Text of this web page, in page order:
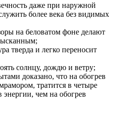
даже при наружной
более века без видимых
на беловатом фоне делают
тверда и легко переносит
солнцу, дождю и ветру;
доказано, что на обогрев
тратится в четыре
энергии, чем на обогрев